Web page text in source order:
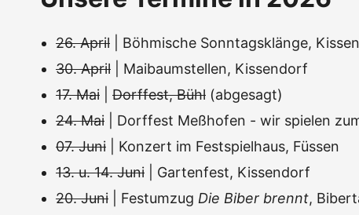
26. April | Böhmische Sonntagsklänge,
30. April | Maibaumstellen, Kissendorf
17. Mai
Dorffest, Bühl (abgesagt)
24. Mai | Dorffest Meßhofen - wir spielen
07. Juni | Konzert im Festspielhaus, Füssen
13. u. 14. Juni | Gartenfest, Kissendorf
20. Juni | Festumzug Die Biber brennt,